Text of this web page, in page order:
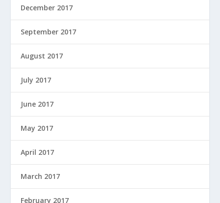
December 2017
September 2017
August 2017
July 2017
June 2017
May 2017
April 2017
March 2017
February 2017